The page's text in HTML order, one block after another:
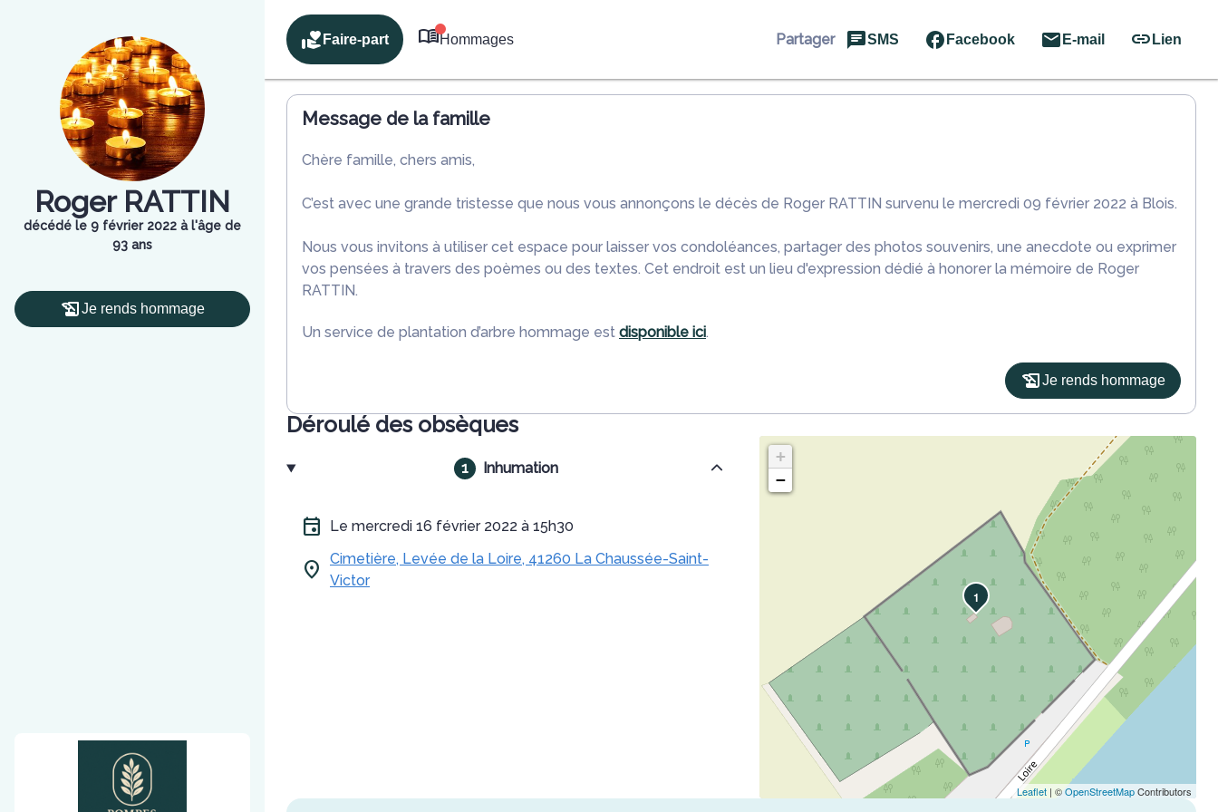
Roger RATTIN
décédé le 9 février 2022 à l'âge de
93 ans
Je rends hommage
Faire-part Hommages Partager SMS Facebook E-mail Lien
Message de la famille
Chère famille, chers amis,
C’est avec une grande tristesse que nous vous annonçons le décès de Roger RATTIN survenu le mercredi 09 février 2022 à Blois.
Nous vous invitons à utiliser cet espace pour laisser vos condoléances, partager des photos souvenirs, une anecdote ou exprimer
vos pensées à travers des poèmes ou des textes. Cet endroit est un lieu d'expression dédié à honorer la mémoire de Roger
RATTIN.
Un service de plantation d’arbre hommage est disponible ici.
Je rends hommage
Déroulé des obsèques
Inhumation
Le mercredi 16 février 2022 à 15h30
Cimetière, Levée de la Loire, 41260 La Chaussée-Saint-
Victor
1
+
−
Leaflet | ©OpenStreetMapContributors